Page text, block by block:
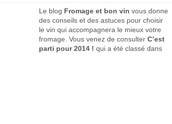
Le blog Fromage et bon vin vous donne
des conseils et des astuces pour choisir
le vin qui accompagnera le mieux votre
fromage. Vous venez de consulter C’est
parti pour 2014 ! qui a été classé dans